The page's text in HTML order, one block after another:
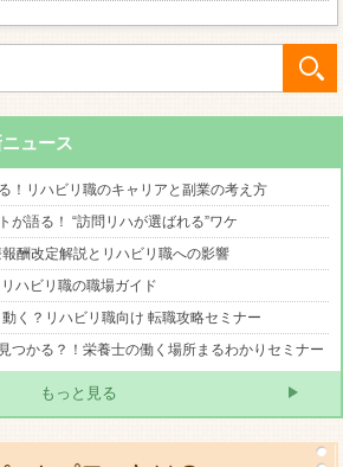
ュース
！リハビリ職のキャリアと副業の考え方
が語る！ “訪問リハが選ばれる”ワケ
酬改定解説とリハビリ職への影響
ハビリ職の職場ガイド
く？リハビリ職向け 転職攻略セミナー
つかる？！栄養士の働く場所まるわかりセミナー
もっと見る